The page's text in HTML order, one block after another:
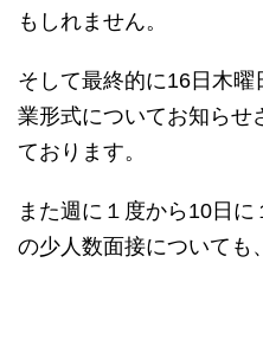
もしれません。
そして最終的に16日木
業形式についてお知らせ
ております。
また週に１度から10日
の少人数面接についても